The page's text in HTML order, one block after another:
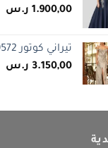
1.900,00 ر.س
تيراني كوتور Terani Couture 1912GL9572
3.150,00 ر.س